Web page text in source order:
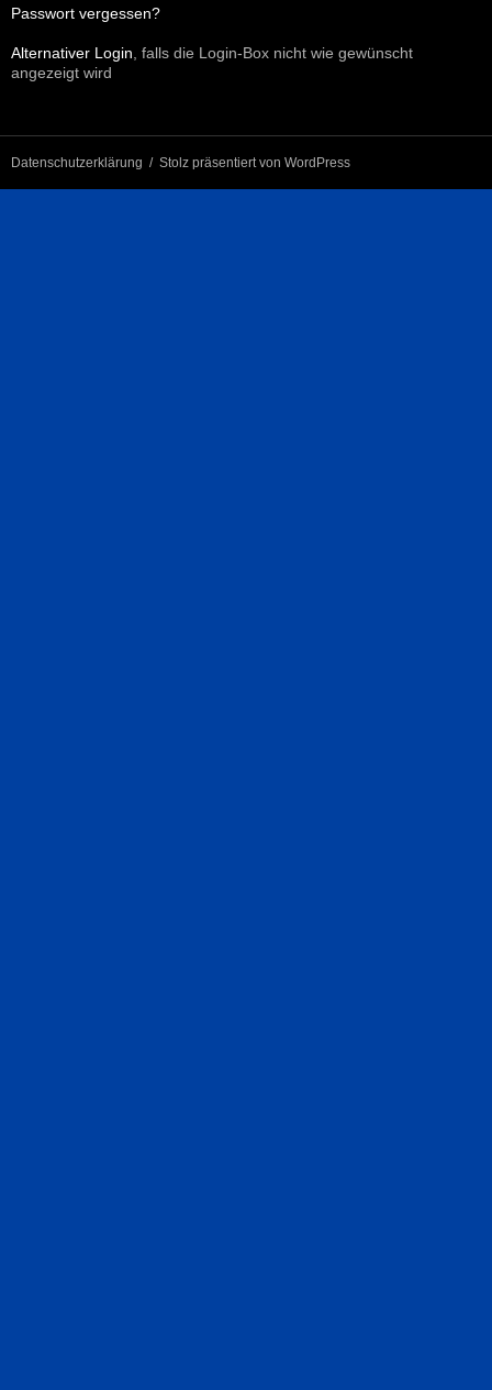
Passwort vergessen?
Alternativer Login , falls die Login-Box nicht wie gewünscht
angezeigt wird
Datenschutzerklärung Stolz präsentiert von WordPress